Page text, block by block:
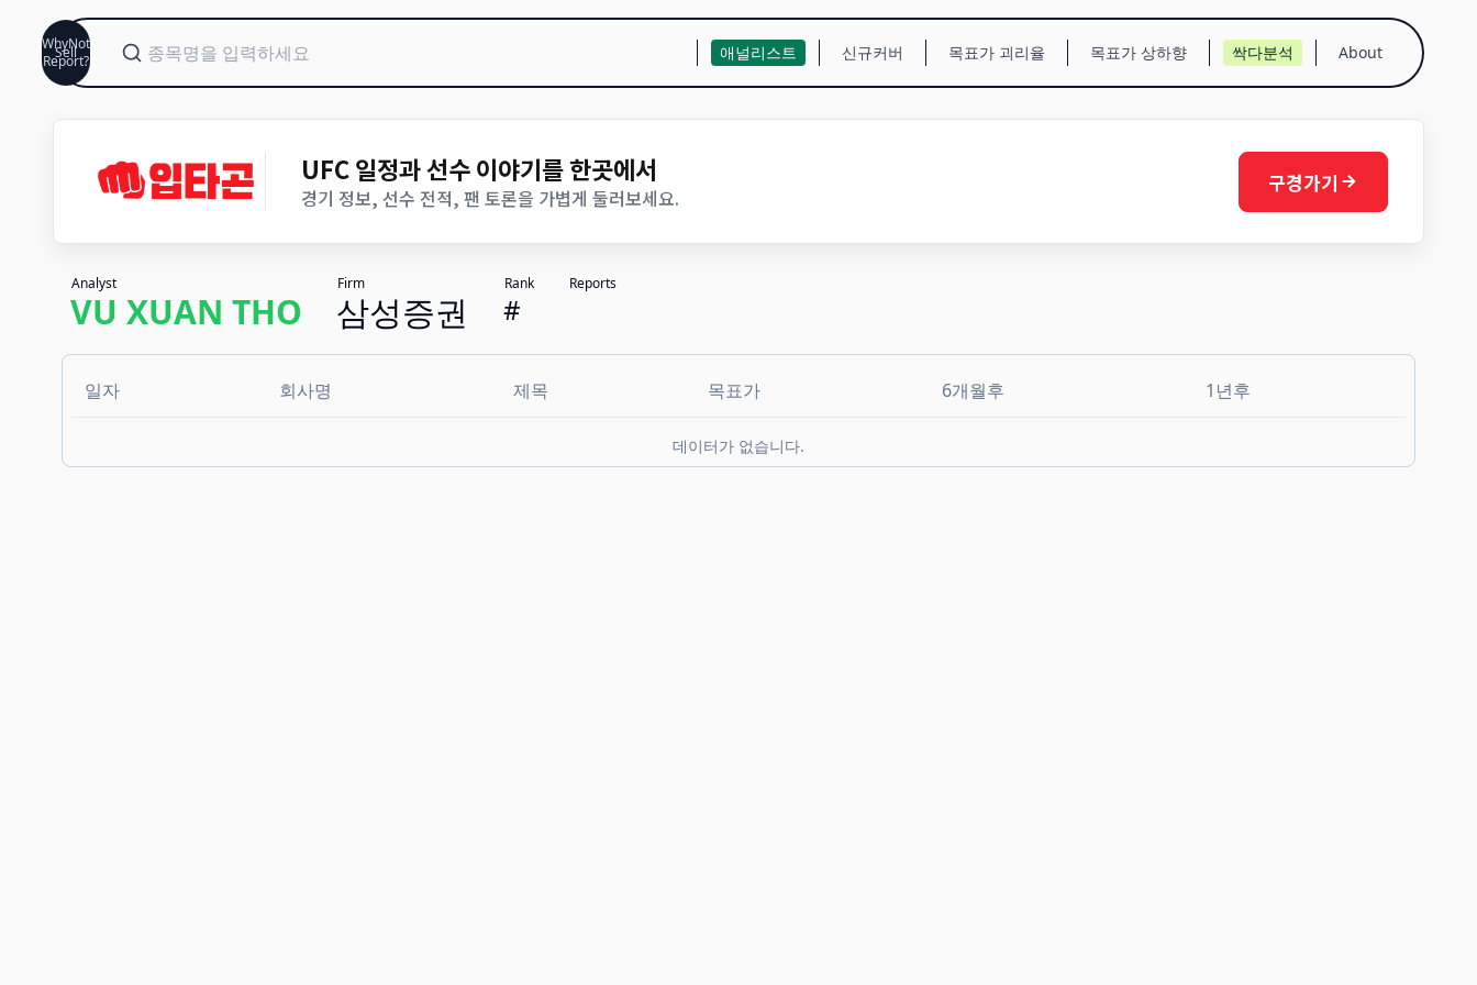
WhyNot
Sell
Report? 애널리스트 신규커버 목표가 괴리율 목표가 상하향 싹다분석 About
UFC 일정과 선수 이야기를 한곳에서
경기 정보, 선수 전적, 팬 토론을 가볍게 둘러보세요.
구경가기
Analyst
VU XUAN THO
Firm
삼성증권
Rank
#
Reports
데이터가 없습니다.
일자 회사명 제목 목표가 6개월후 1년후